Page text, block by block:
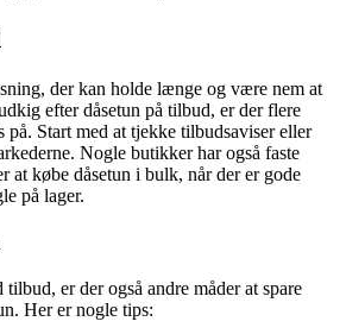
der kan holde længe og være nem at
efter dåsetun på tilbud, er der flere
på. Start med at tjekke tilbudsaviser eller
Nogle butikker har også faste
at købe dåsetun i bulk, når der er gode
på lager.
er der også andre måder at spare
Her er nogle tips: